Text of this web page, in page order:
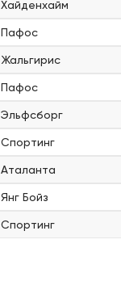
Хайденхайм
Пафос
Жальгирис
Пафос
Эльфсборг
Спортинг
Аталанта
Янг Бойз
Спортинг